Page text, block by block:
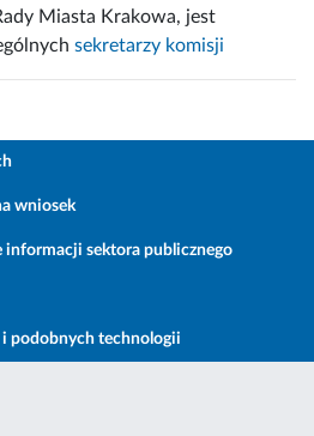
Miasta Krakowa, jest
sekretarzy komisji
wniosek
informacji sektora publicznego
i podobnych technologii